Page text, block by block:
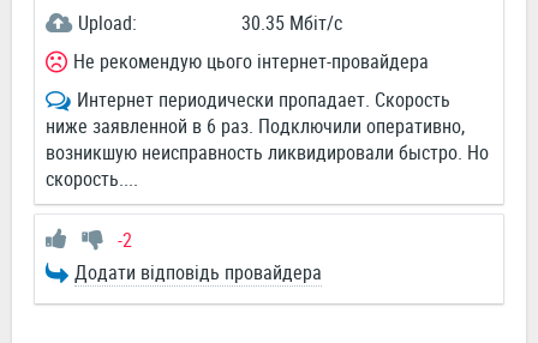
Upload:
30.35 Мбіт/c
Не рекомендую цього інтернет-провайдера
Интернет периодически пропадает. Скорость
ниже заявленной в 6 раз. Подключили оперативно,
возникшую неисправность ликвидировали быстро. Но
скорость....
-2
Додати відповідь провайдера